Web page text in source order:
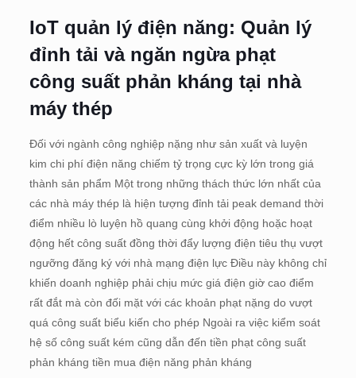
IoT quản lý điện năng: Quản lý
đỉnh tải và ngăn ngừa phạt
công suất phản kháng tại nhà
máy thép
Đối với ngành công nghiệp nặng như sản xuất và luyện
kim chi phí điện năng chiếm tỷ trọng cực kỳ lớn trong giá
thành sản phẩm Một trong những thách thức lớn nhất của
các nhà máy thép là hiện tượng đỉnh tải peak demand thời
điểm nhiều lò luyện hồ quang cùng khởi động hoặc hoạt
động hết công suất đồng thời đẩy lượng điện tiêu thụ vượt
ngưỡng đăng ký với nhà mạng điện lực Điều này không chỉ
khiến doanh nghiệp phải chịu mức giá điện giờ cao điểm
rất đắt mà còn đối mặt với các khoản phạt nặng do vượt
quá công suất biểu kiến cho phép Ngoài ra việc kiểm soát
hệ số công suất kém cũng dẫn đến tiền phạt công suất
phản kháng tiền mua điện năng phản kháng